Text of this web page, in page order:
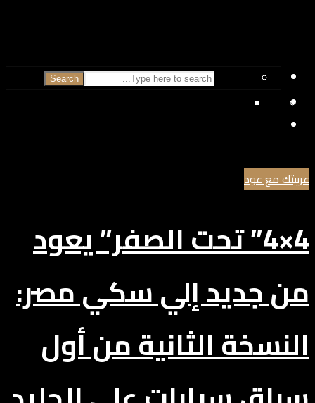
Search
عربيتك مع عود
4×4” تحت الصفر” يعود
من جديد إلي سكي مصر:
النسخة الثانية من أول